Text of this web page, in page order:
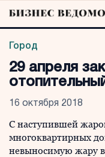
Город
29 апреля
16 октября 2018
С наступившей
многоквартирных
невыносимую жару в